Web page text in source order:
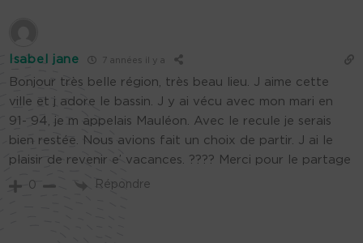
Isabel jane 7 années il y a
Bonjour très belle région, très beau lieu. J aime cette
ville et j adore le bassin. J y ai vécu avec mon mari en
91- 94, je m appelais Mauléon. Avec le recule je serais
bien restée. Nous avions fait un choix de partir. J ai le
plaisir de revenir e’ vacances. ???? Merci pour le partage
0 Répondre